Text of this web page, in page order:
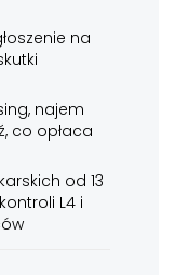
na
najem
co opłaca
od 13
L4 i